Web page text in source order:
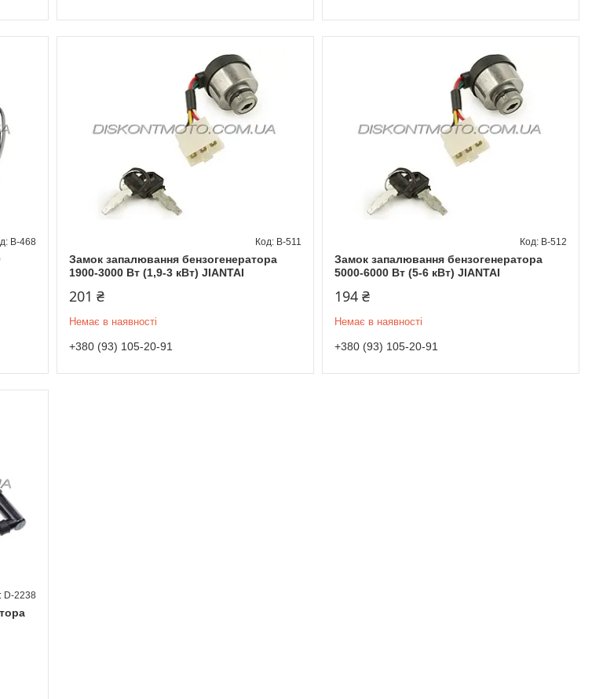
B-468
Замок запалювання бензогенератора
1900-3000 Вт (1,9-3 кВт) JIANTAI
B-511
201 ₴
Немає в наявності
+380 (93) 105-20-91
Замок запалювання бензогенератора
5000-6000 Вт (5-6 кВт) JIANTAI
B-512
194 ₴
Немає в наявності
+380 (93) 105-20-91
D-2238